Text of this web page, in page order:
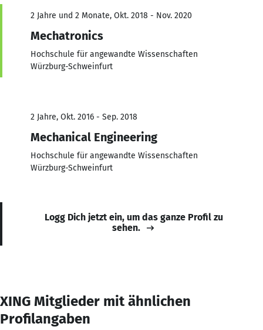
2 Jahre und 2 Monate, Okt. 2018 - Nov. 2020
Mechatronics
Hochschule für angewandte Wissenschaften
Würzburg-Schweinfurt
2 Jahre, Okt. 2016 - Sep. 2018
Mechanical Engineering
Hochschule für angewandte Wissenschaften
Würzburg-Schweinfurt
Logg Dich jetzt ein, um das ganze Profil zu
sehen.
XING Mitglieder mit ähnlichen
Profilangaben